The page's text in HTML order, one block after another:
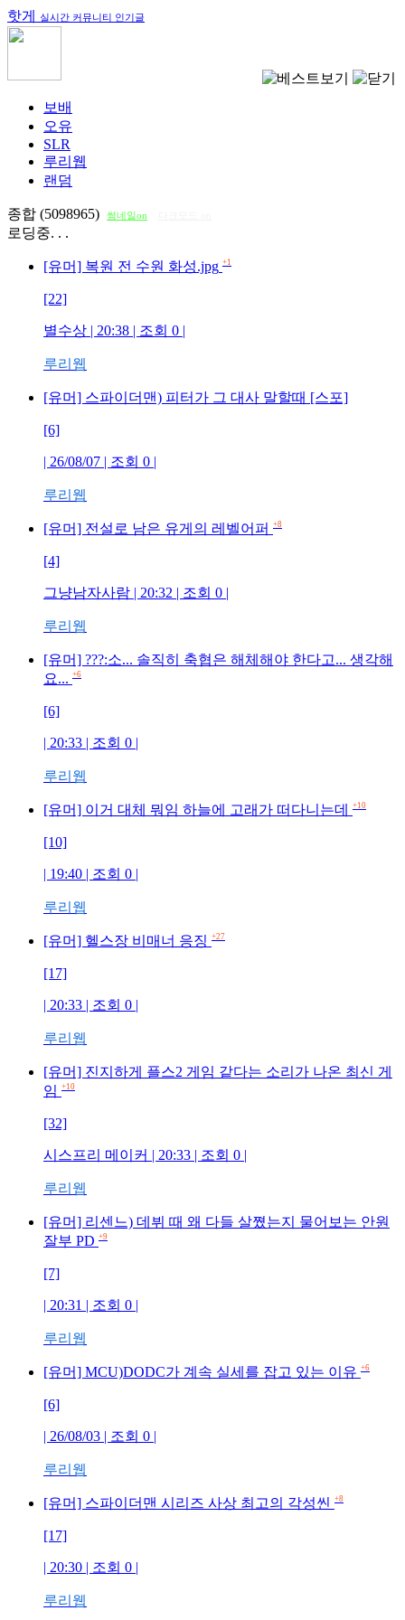
핫게 실시간 커뮤니티 인기글
보배
오유
SLR
루리웹
랜덤
종합 (5098965) 썸네일on
로딩중. . .
[유머] 복원 전 수원 화성.jpg +1
[22]
별수상 | 20:38 | 조회 0 |
루리웹
[유머] 스파이더맨) 피터가 그 대사 말할때 [스포]
[6]
| 26/08/07 | 조회 0 |
루리웹
[유머] 전설로 남은 유게의 레벨어퍼 +8
[4]
그냥남자사람 | 20:32 | 조회 0 |
루리웹
[유머] ???:소... 솔직히 축협은 해체해야 한다고... 생각해
요... +6
[6]
| 20:33 | 조회 0 |
루리웹
[유머] 이거 대체 뭐임 하늘에 고래가 떠다니는데 +10
[10]
| 19:40 | 조회 0 |
루리웹
[유머] 헬스장 비매너 응징 +27
[17]
| 20:33 | 조회 0 |
루리웹
[유머] 진지하게 플스2 게임 같다는 소리가 나온 최신 게
임 +10
[32]
시스프리 메이커 | 20:33 | 조회 0 |
루리웹
[유머] 리센느) 데뷔 때 왜 다들 살쪘는지 물어보는 안원
잘부 PD +9
[7]
| 20:31 | 조회 0 |
루리웹
[유머] MCU)DODC가 계속 실세를 잡고 있는 이유 +6
[6]
| 26/08/03 | 조회 0 |
루리웹
[유머] 스파이더맨 시리즈 사상 최고의 각성씬 +8
[17]
| 20:30 | 조회 0 |
루리웹